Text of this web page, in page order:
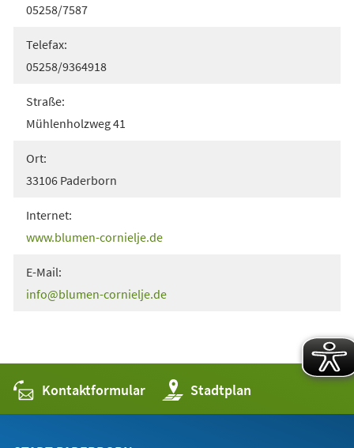
05258/7587
Telefax:
05258/9364918
Straße:
Mühlenholzweg 41
Ort:
33106 Paderborn
Internet:
www.blumen-cornielje.de
(Öffnet
einem
neuen
E-Mail:
info
blumen-cornielje de
Kontaktformular Stadtplan
(Öffnet
in
einem